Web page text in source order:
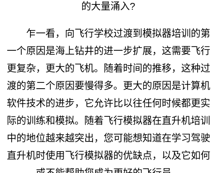
的大量涌入?
乍一看，向飞行学校过渡到模拟器培训的第
一个原因是海上钻井的进一步扩展，这需要飞行
更复杂，更大的飞机。随着时间的推移，这种过
渡的第二个原因要慢得多。更大的原因是计算机
软件技术的进步，它允许比以往任何时候都更实
际的训练和模拟。随着飞行模拟器在直升机培训
中的地位越来越突出，您可能想知道在学习驾驶
直升机时使用飞行模拟器的优缺点，以及它如何